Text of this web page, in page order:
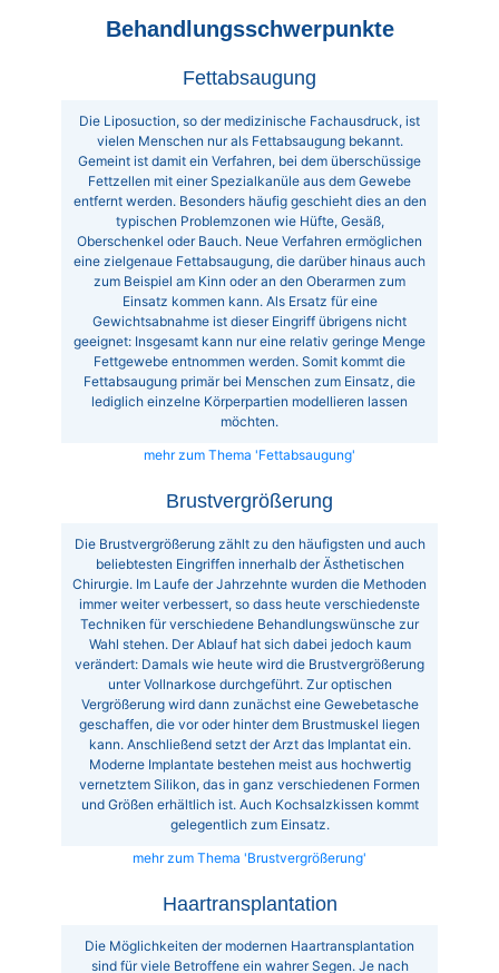
Behandlungsschwerpunkte
Fettabsaugung
Die Liposuction, so der medizinische Fachausdruck, ist
vielen Menschen nur als Fettabsaugung bekannt.
Gemeint ist damit ein Verfahren, bei dem überschüssige
Fettzellen mit einer Spezialkanüle aus dem Gewebe
entfernt werden. Besonders häufig geschieht dies an den
typischen Problemzonen wie Hüfte, Gesäß,
Oberschenkel oder Bauch. Neue Verfahren ermöglichen
eine zielgenaue Fettabsaugung, die darüber hinaus auch
zum Beispiel am Kinn oder an den Oberarmen zum
Einsatz kommen kann. Als Ersatz für eine
Gewichtsabnahme ist dieser Eingriff übrigens nicht
geeignet: Insgesamt kann nur eine relativ geringe Menge
Fettgewebe entnommen werden. Somit kommt die
Fettabsaugung primär bei Menschen zum Einsatz, die
lediglich einzelne Körperpartien modellieren lassen
möchten.
mehr zum Thema 'Fettabsaugung'
Brustvergrößerung
Die Brustvergrößerung zählt zu den häufigsten und auch
beliebtesten Eingriffen innerhalb der Ästhetischen
Chirurgie. Im Laufe der Jahrzehnte wurden die Methoden
immer weiter verbessert, so dass heute verschiedenste
Techniken für verschiedene Behandlungswünsche zur
Wahl stehen. Der Ablauf hat sich dabei jedoch kaum
verändert: Damals wie heute wird die Brustvergrößerung
unter Vollnarkose durchgeführt. Zur optischen
Vergrößerung wird dann zunächst eine Gewebetasche
geschaffen, die vor oder hinter dem Brustmuskel liegen
kann. Anschließend setzt der Arzt das Implantat ein.
Moderne Implantate bestehen meist aus hochwertig
vernetztem Silikon, das in ganz verschiedenen Formen
und Größen erhältlich ist. Auch Kochsalzkissen kommt
gelegentlich zum Einsatz.
mehr zum Thema 'Brustvergrößerung'
Haartransplantation
Die Möglichkeiten der modernen Haartransplantation
sind für viele Betroffene ein wahrer Segen. Je nach